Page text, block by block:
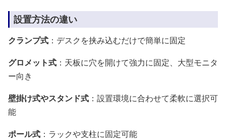
設置方法の違い
クランプ式 ：デスクを挟み込むだけで簡単に固定
グロメット式 ：天板に穴を開けて強力に固定、大型モニタ
ー向き
壁掛け式やスタンド式 ：設置環境に合わせて柔軟に選択可
能
ポール式 ：ラックや支柱に固定可能